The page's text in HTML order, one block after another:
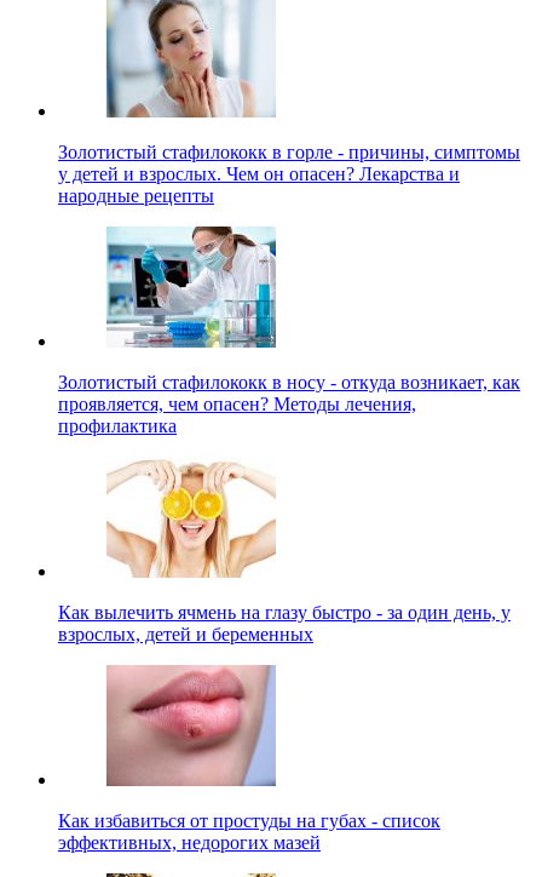
Золотистый стафилококк в горле - причины, симптомы
у детей и взрослых. Чем он опасен? Лекарства и
народные рецепты
Золотистый стафилококк в носу - откуда возникает, как
проявляется, чем опасен? Методы лечения,
профилактика
Как вылечить ячмень на глазу быстро - за один день, у
взрослых, детей и беременных
Как избавиться от простуды на губах - список
эффективных, недорогих мазей